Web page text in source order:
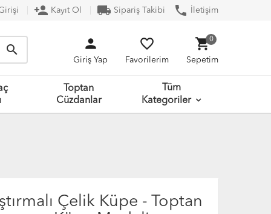
person_add Kayıt Ol local_shipping Sipariş Takibi phone İletişim
search person
Giriş Yap
favorite_border
Favorilerim
shopping_cart
Sepetim
0
Toptan
Cüzdanlar
Tüm
Kategoriler
Çelik Küpe - Toptan